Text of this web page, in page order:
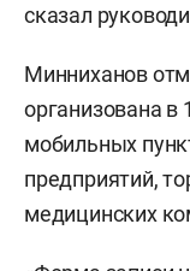
сказал
Минниханов
организована в
мобильных
предприятий,
медицинских